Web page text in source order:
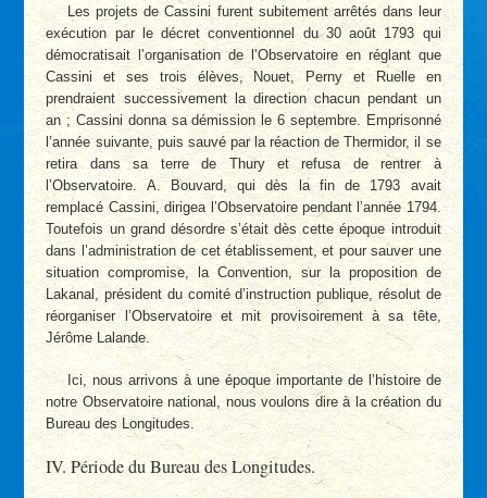
Les projets de Cassini furent subitement arrêtés dans leur
exécution par le décret conventionnel du 30 août 1793 qui
démocratisait l’organisation de l’Observatoire en réglant que
Cassini et ses trois élèves, Nouet, Perny et Ruelle en
prendraient successivement la direction chacun pendant un
an ; Cassini donna sa démission le 6 septembre. Emprisonné
l’année suivante, puis sauvé par la réaction de Thermidor, il se
retira dans sa terre de Thury et refusa de rentrer à
l’Observatoire. A. Bouvard, qui dès la fin de 1793 avait
remplacé Cassini, dirigea l’Observatoire pendant l’année 1794.
Toutefois un grand désordre s’était dès cette époque introduit
dans l’administration de cet établissement, et pour sauver une
situation compromise, la Convention, sur la proposition de
Lakanal, président du comité d’instruction publique, résolut de
réorganiser l’Observatoire et mit provisoirement à sa tête,
Jérôme Lalande.
Ici, nous arrivons à une époque importante de l’histoire de
notre Observatoire national, nous voulons dire à la création du
Bureau des Longitudes.
IV. Période du Bureau des Longitudes.